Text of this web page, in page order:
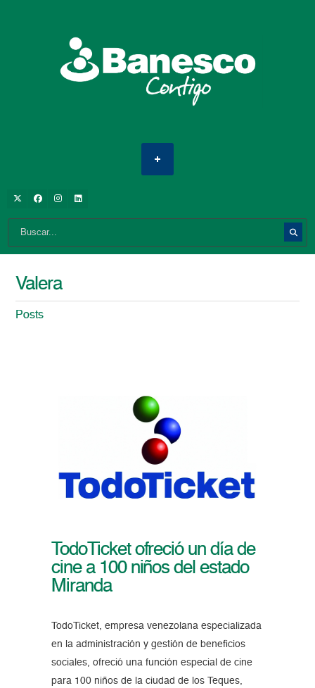
Valera
Posts
TodoTicket ofreció un día de
cine a 100 niños del estado
Miranda
TodoTicket, empresa venezolana especializada
en la administración y gestión de beneficios
sociales, ofreció una función especial de cine
para 100 niños de la ciudad de los Teques,